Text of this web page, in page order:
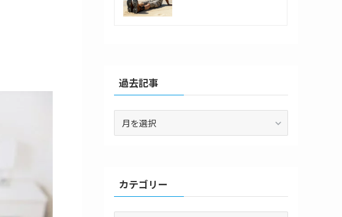
過去記事
カテゴリー